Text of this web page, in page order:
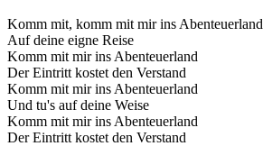
Komm mit, komm mit mir ins Abenteuerland
Auf deine eigne Reise
Komm mit mir ins Abenteuerland
Der Eintritt kostet den Verstand
Komm mit mir ins Abenteuerland
Und tu's auf deine Weise
Komm mit mir ins Abenteuerland
Der Eintritt kostet den Verstand